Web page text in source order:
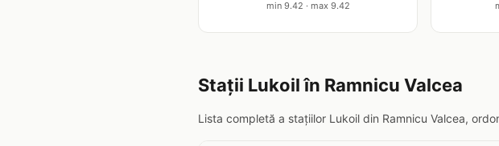
min 9.42 · max 9.42
Stații Lukoil în Ramnicu Valcea
Lista completă a stațiilor Lukoil din Ramnicu Valcea,